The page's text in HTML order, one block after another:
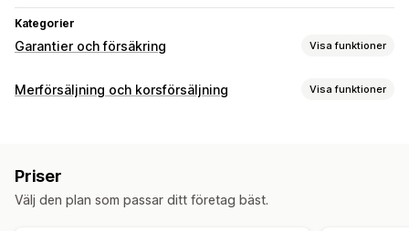
Kategorier
Garantier och försäkring Visa funktioner
Täckningstyp
Registreringsupplevelse
Merförsäljning och korsförsäljning Visa funktioner
Fält med meddelande
Tillägg på ett klick Varukorgspanel Popup-fönster
Priser
Välj den plan som passar ditt företag bäst.